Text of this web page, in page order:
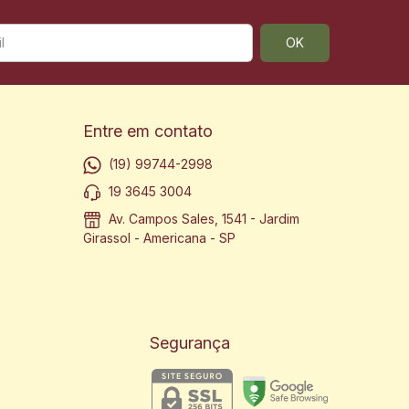
Entre em contato
(19) 99744-2998
19 3645 3004
Av. Campos Sales, 1541 - Jardim
Girassol - Americana - SP
Segurança